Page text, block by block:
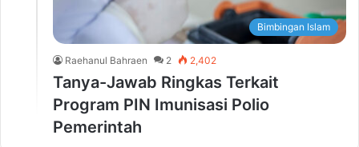
Bimbingan Islam
Raehanul Bahraen 2 2,402
Tanya-Jawab Ringkas Terkait
Program PIN Imunisasi Polio
Pemerintah